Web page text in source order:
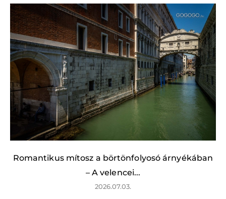
Romantikus mítosz a börtönfolyosó árnyékában
– A velencei...
2026.07.03.